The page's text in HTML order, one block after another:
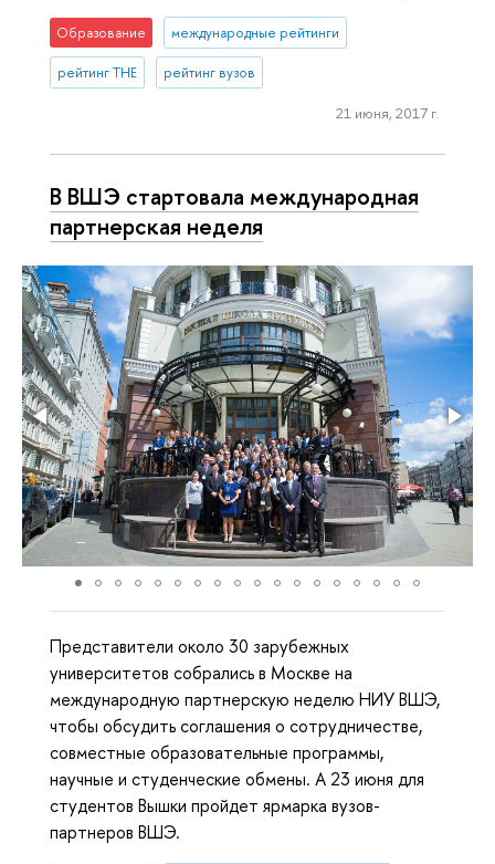
Образование международные рейтинги
рейтинг THE рейтинг вузов
21 июня, 2017 г.
В ВШЭ стартовала международная
партнерская неделя
Представители около 30 зарубежных
университетов собрались в Москве на
международную партнерскую неделю НИУ ВШЭ,
чтобы обсудить соглашения о сотрудничестве,
совместные образовательные программы,
научные и студенческие обмены. А 23 июня для
студентов Вышки пройдет ярмарка вузов-
партнеров ВШЭ.